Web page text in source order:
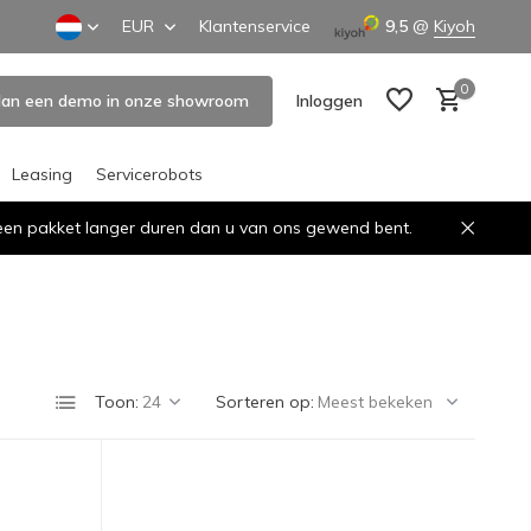
EUR Klantenservice 9,5 @ Kiyoh
een demo in onze showroom Inloggen
0
Leasing Servicerobots
pakket langer duren dan u van ons gewend bent.
Toon: Sorteren op: